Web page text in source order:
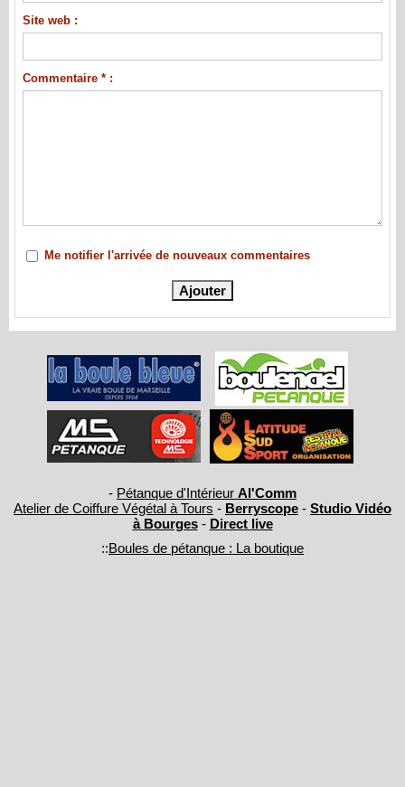
Site web :
Commentaire * :
Me notifier l'arrivée de nouveaux commentaires
- Pétanque d'Intérieur Al'Comm
Atelier de Coiffure Végétal à Tours - Berryscope - Studio Vidéo
à Bourges- Direct live
::Boules de pétanque : La boutique